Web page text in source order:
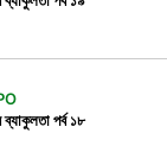
ব্যাকুলতা পর্ব ১৮